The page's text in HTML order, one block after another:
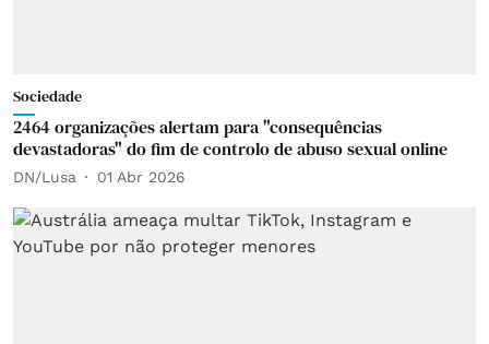
Sociedade
2464 organizações alertam para "consequências
devastadoras" do fim de controlo de abuso sexual online
DN/Lusa 01 Abr 2026